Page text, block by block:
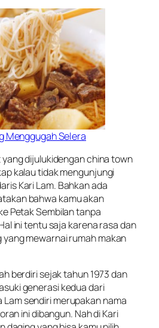
Menggugah Selera
dijulukidengan china town
kalau tidak mengunjungi
Kari Lam. Bahkan ada
bahwa kamu akan
Petak Sembilan tanpa
ini tentu saja karena rasa dan
mewarnai rumah makan
berdiri sejak tahun 1973 dan
generasi kedua dari
Lam sendiri merupakan nama
ini dibangun. Nah di Kari